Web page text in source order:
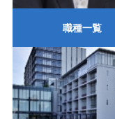
職種一覧